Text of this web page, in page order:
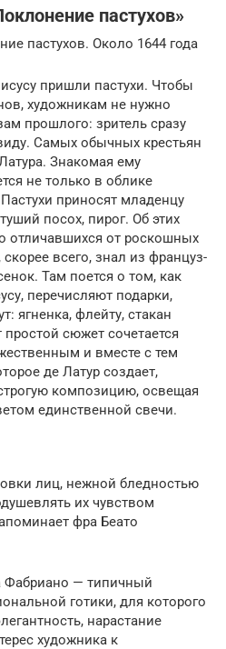
пастухов»
пастухов. Около 1644 года
пришли пастухи. Чтобы
художникам не нужно
прошлого: зритель сразу
Самых обычных крестьян
Знакомая ему
не только в облике
приносят младенцу
посох, пирог. Об этих
отличав­шихся от роскошных
всего, знал из француз­
Там поется о том, как
перечисляют подарки,
ягненка, флейту, ста­кан
сюжет сочетается
и вместе с тем
де Латур создает,
композицию, освещая
единственной свечи.
лиц, нежной бледностью
их чувством
фра Беато
Фабриано — типичный
готики, для которого
нарастание
художника к